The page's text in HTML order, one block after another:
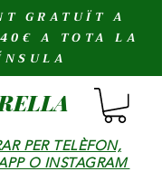
GRATUÏT A
A TOTA LA
PER TELÈFON,
O INSTAGRAM